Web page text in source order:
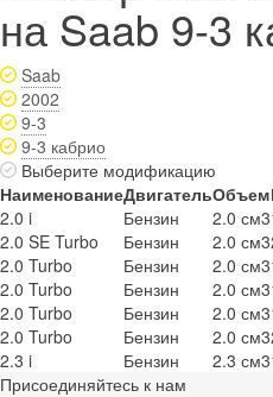
на Saab 9-3
Saab
2002
9-3
9-3 кабрио
Выберите модификацию
НаименованиеДвигательОбъем
2.0 i
Бензин 2.0 см3
2.0 SE Turbo
Бензин 2.0 см3
2.0 Turbo
Бензин 2.0 см3
2.0 Turbo
Бензин 2.0 см3
2.0 Turbo
Бензин 2.0 см3
2.0 Turbo
Бензин 2.0 см3
2.3 i
Бензин 2.3 см3
Присоединяйтесь к нам